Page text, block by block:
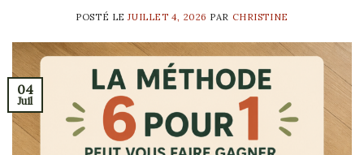
POSTÉ LEJUILLET 4, 2026 PAR CHRISTINE
04
Juil